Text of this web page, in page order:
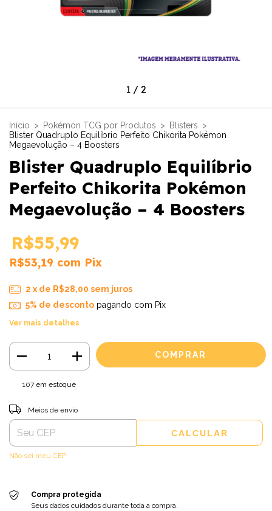
1 / 2
Início > Pokémon TCG por Produtos > Blisters >
Blister Quadruplo Equilíbrio Perfeito Chikorita Pokémon
Megaevolução – 4 Boosters
Blister Quadruplo Equilíbrio
Perfeito Chikorita Pokémon
Megaevolução – 4 Boosters
R$55,99
R$53,19 com Pix
2 x de R$28,00 sem juros
5% de descontopagando com Pix
Ver mais detalhes
107 em estoque
Entregas para o CEP:
Meios de envio
CALCULAR
Não sei meu CEP
Compra protegida
Seus dados cuidados durante toda a compra.